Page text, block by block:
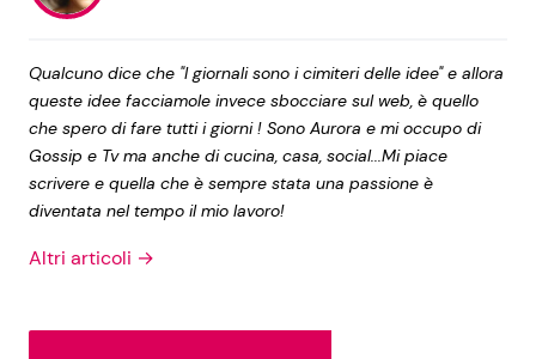
Qualcuno dice che "I giornali sono i cimiteri delle idee" e allora
queste idee facciamole invece sbocciare sul web, è quello
che spero di fare tutti i giorni ! Sono Aurora e mi occupo di
Gossip e Tv ma anche di cucina, casa, social...Mi piace
scrivere e quella che è sempre stata una passione è
diventata nel tempo il mio lavoro!
Altri articoli →